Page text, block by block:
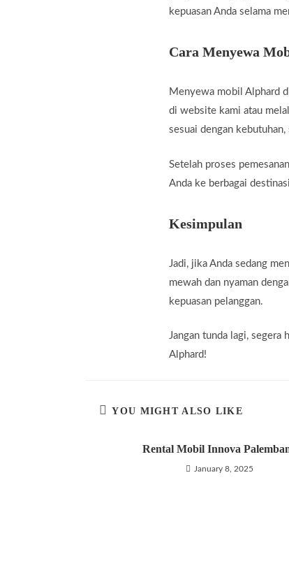
kepuasan Anda selama
Cara Menyewa
Menyewa mobil Alphard
di website kami atau
sesuai dengan
Setelah proses
Anda ke berbagai
Kesimpulan
Jadi, jika Anda sedang
mewah dan nyaman
kepuasan pelanggan.
Jangan tunda lagi, segera
Alphard!
YOU MIGHT ALSO LIKE
Rental Mobil Innova
January 8, 2025